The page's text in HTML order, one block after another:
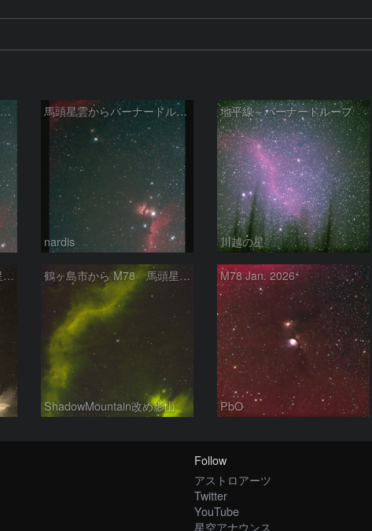
馬頭星雲からバーナードループ 2026/03/12 馬頭星雲からバーナードループ 2026/03/12
nardis
地平線～バーナードループ
川越の星
鶴ヶ島市から M78 馬頭星雲 バーナードループ 鶴ヶ島市から M78 馬頭星雲 バーナードループ
ShadowMountain改め影山
M78 Jan. 2026
PbO
Follow
アストロアーツ
Twitter
YouTube
星空アナウンス